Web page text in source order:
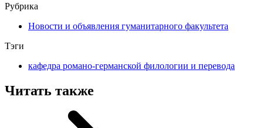
Рубрика
Новости и объявления гуманитарного факультета
Тэги
кафедра романо-германской филологии и перевода
Читать также